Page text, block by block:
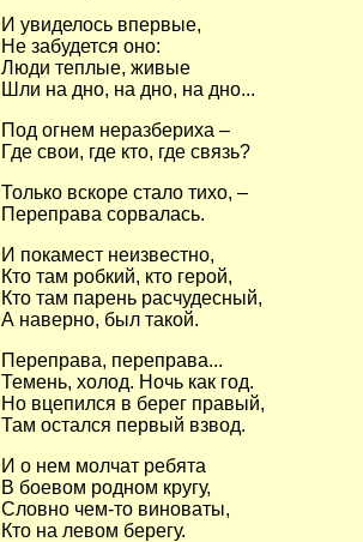
И увиделось впервые,
Не забудется оно:
Люди теплые, живые
Шли на дно, на дно, на дно...
Под огнем неразбериха –
Где свои, где кто, где связь?
Только вскоре стало тихо, –
Переправа сорвалась.
И покамест неизвестно,
Кто там робкий, кто герой,
Кто там парень расчудесный,
А наверно, был такой.
Переправа, переправа...
Темень, холод. Ночь как год.
Но вцепился в берег правый,
Там остался первый взвод.
И о нем молчат ребята
В боевом родном кругу,
Словно чем-то виноваты,
Кто на левом берегу.